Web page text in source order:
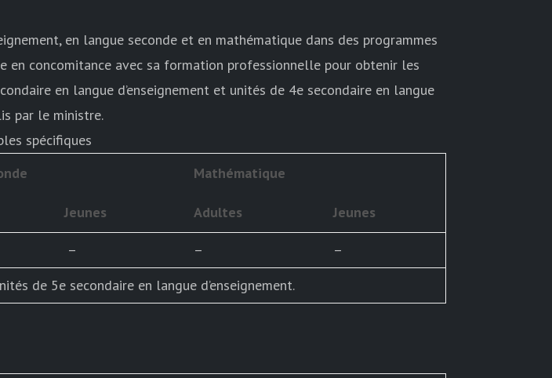
en langue seconde et en mathématique dans des programmes
concomitance avec sa formation professionnelle pour obtenir les
en langue d’enseignement et unités de 4e secondaire en langue
par le ministre.
spécifiques
de 5e secondaire en langue d’enseignement.
Mathématique
Jeunes Adultes Jeunes
– – –